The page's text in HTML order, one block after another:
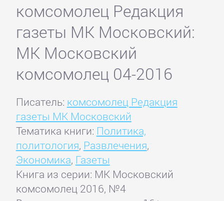
комсомолец Редакция
газеты МК Московский:
МК Московский
комсомолец 04-2016
Писатель: комсомолец Редакция
газеты МК Московский
Тематика книги: Политика,
политология, Развлечения,
Экономика, Газеты
Книга из серии: МК Московский
комсомолец 2016, №4